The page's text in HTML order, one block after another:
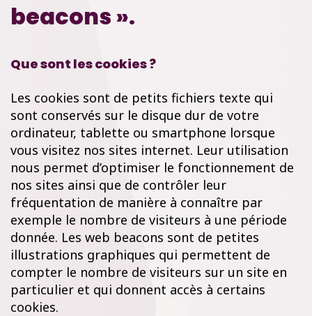
beacons ».
Que sont les cookies ?
Les cookies sont de petits fichiers texte qui
sont conservés sur le disque dur de votre
ordinateur, tablette ou smartphone lorsque
vous visitez nos sites internet. Leur utilisation
nous permet d’optimiser le fonctionnement de
nos sites ainsi que de contrôler leur
fréquentation de manière à connaître par
exemple le nombre de visiteurs à une période
donnée. Les web beacons sont de petites
illustrations graphiques qui permettent de
compter le nombre de visiteurs sur un site en
particulier et qui donnent accès à certains
cookies.